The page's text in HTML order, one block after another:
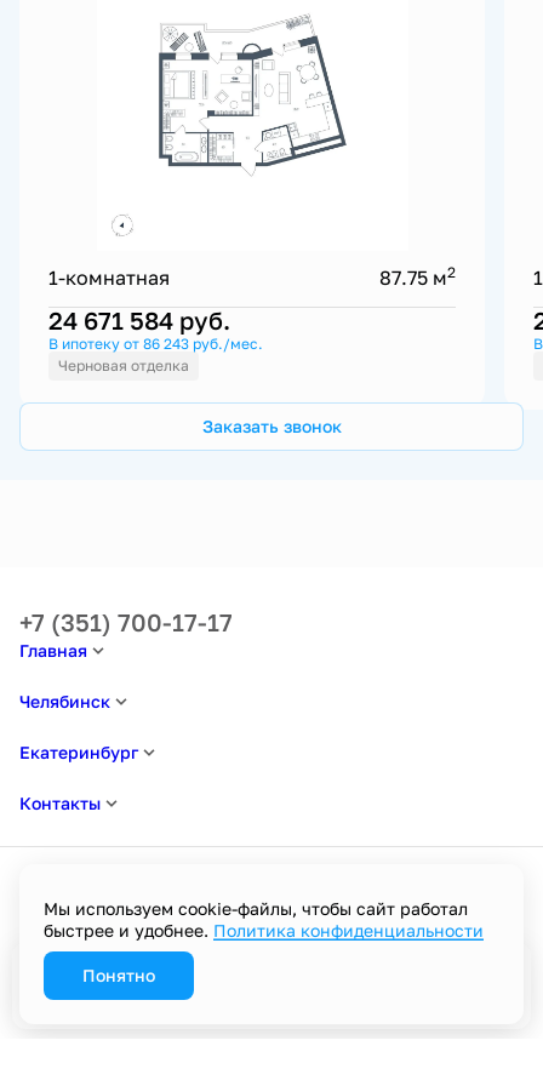
1-комнатная 87.75 м2
24 671 584 руб.
В ипотеку от 86 243 руб./мес.
Черновая отделка
Заказать звонок
Главная
Челябинск
Екатеринбург
Контакты
+7 (351) 700-17-17
Политика в отношении обработки персональных данных
Пользовательское соглашение
Мы используем cookie-файлы, чтобы сайт работал
быстрее и удобнее. Политика конфиденциальности
Понятно